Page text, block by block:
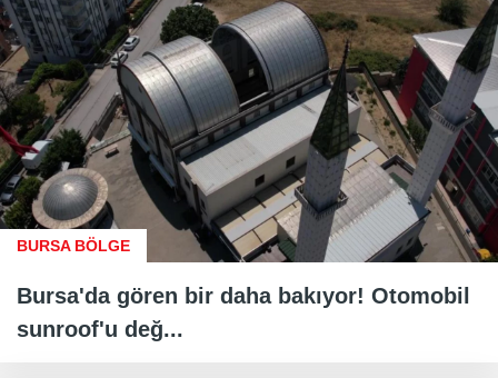
BURSA BÖLGE
Bursa'da gören bir daha bakıyor! Otomobil
sunroof'u değ...